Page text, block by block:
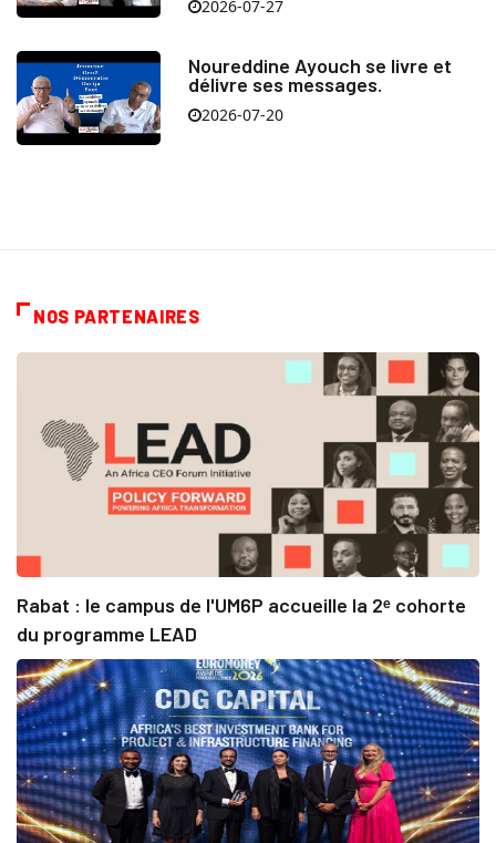
2026-07-27
Noureddine Ayouch se livre et
délivre ses messages.
2026-07-20
NOS PARTENAIRES
Rabat : le campus de l'UM6P accueille la 2ᵉ cohorte
du programme LEAD